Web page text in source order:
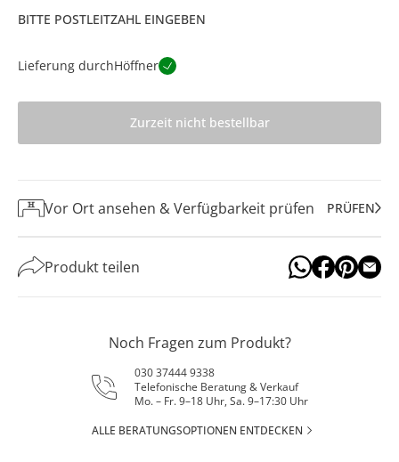
BITTE POSTLEITZAHL EINGEBEN
Lieferung durchHöffner
Zurzeit nicht bestellbar
Vor Ort ansehen & Verfügbarkeit prüfen PRÜFEN
Produkt teilen
Noch Fragen zum Produkt?
030 37444 9338
Telefonische Beratung & Verkauf
Mo. – Fr. 9–18 Uhr, Sa. 9–17:30 Uhr
ALLE BERATUNGSOPTIONEN ENTDECKEN